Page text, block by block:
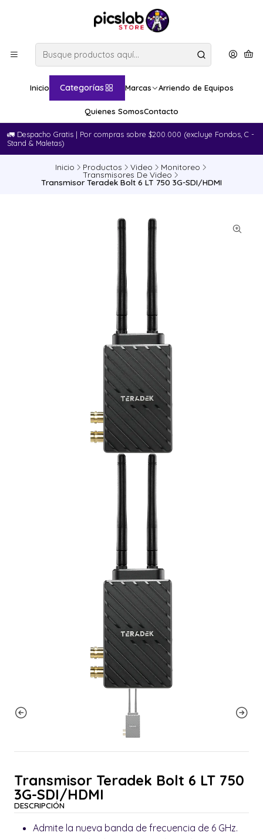
Inicio Categorías Marcas Arriendo de Equipos
Quienes SomosContacto
🚛​ Despacho Gratis | Por compras sobre $200.000 (excluye Fondos, C -
Stand & Maletas)
Inicio Productos Video Monitoreo
Transmisores De Video
Transmisor Teradek Bolt 6 LT 750 3G-SDI/HDMI
Transmisor Teradek Bolt 6 LT 750
3G-SDI/HDMI
DESCRIPCIÓN
Admite la nueva banda de frecuencia de 6 GHz.